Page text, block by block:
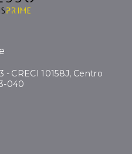
- CRECI 10158J, Centro
040